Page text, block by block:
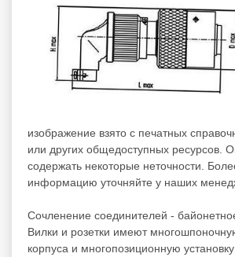
изображение взято с печатных
или других общедоступных ресурсов.
содержать некоторые неточности.
информацию уточняйте у наших
Сочленение соединителей -
Вилки и розетки имеют
корпуса и многопозиционную